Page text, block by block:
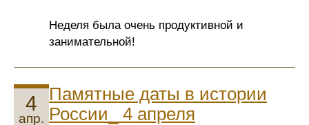
Неделя была очень продуктивной и
занимательной!
4
апр.
Памятные даты в истории
России_ 4 апреля